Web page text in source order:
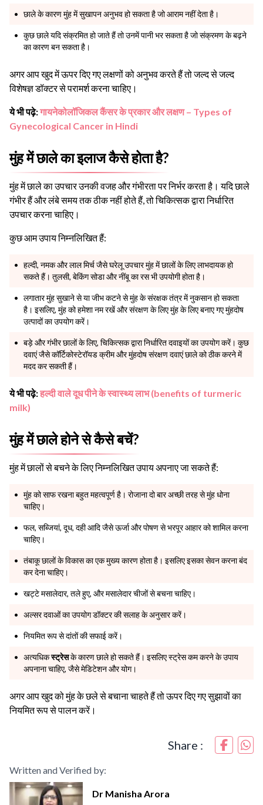
छाले के कारण मुंह में सुखापन अनुभव हो सकता है जो आराम नहीं देता है।
कुछ छाले यदि संक्रमित हो जाते हैं तो उनमें पानी भर सकता है जो संक्रमण के बढ़ने
का कारण बन सकता है।
अगर आप खुद में ऊपर दिए गए लक्षणों को अनुभव करते हैं तो जल्द से जल्द
विशेषज्ञ डॉक्टर से परामर्श करना चाहिए।
ये भी पढ़े:गायनेकोलॉजिकल कैंसर के प्रकार और लक्षण – Types of
Gynecological Cancer in Hindi
मुंह में छाले का इलाज कैसे होता है?
मुंह में छाले का उपचार उनकी वजह और गंभीरता पर निर्भर करता है। यदि छाले
गंभीर हैं और लंबे समय तक ठीक नहीं होते हैं, तो चिकित्सक द्वारा निर्धारित
उपचार करना चाहिए।
कुछ आम उपाय निम्नलिखित हैं:
हल्दी, नमक और लाल मिर्च जैसे घरेलू उपचार मुंह में छालों के लिए लाभदायक हो
सकते हैं। तुलसी, बेकिंग सोडा और नींबू का रस भी उपयोगी होता है।
लगातार मुंह सुखाने से या जीभ कटने से मुंह के संरक्षक तंत्र में नुकसान हो सकता
है। इसलिए, मुंह को हमेशा नम रखें और संरक्षण के लिए मुंह के लिए बनाए गए मुंहदोष
उत्पादों का उपयोग करें।
बड़े और गंभीर छालों के लिए, चिकित्सक द्वारा निर्धारित दवाइयों का उपयोग करें। कुछ
दवाएं जैसे कॉर्टिकोस्टेरॉयड क्रीम और मुंहदोष संरक्षण दवाएं छाले को ठीक करने में
मदद कर सकती हैं।
ये भी पढ़े:हल्दी वाले दूध पीने के स्वास्थ्य लाभ (benefits of turmeric
milk)
मुंह में छाले होने से कैसे बचें?
मुंह में छालों से बचने के लिए निम्नलिखित उपाय अपनाए जा सकते हैं:
मुंह को साफ रखना बहुत महत्वपूर्ण है। रोजाना दो बार अच्छी तरह से मुंह धोना
चाहिए।
फल, सब्जियां, दूध, दही आदि जैसे ऊर्जा और पोषण से भरपूर आहार को शामिल करना
चाहिए।
तंबाकू छालों के विकास का एक मुख्य कारण होता है। इसलिए इसका सेवन करना बंद
कर देना चाहिए।
खट्टे मसालेदार, तले हुए, और मसालेदार चीजों से बचना चाहिए।
अल्सर दवाओं का उपयोग डॉक्टर की सलाह के अनुसार करें।
नियमित रूप से दांतों की सफाई करें।
अत्यधिकस्ट्रेसके कारण छाले हो सकते हैं। इसलिए स्ट्रेस कम करने के उपाय
अपनाना चाहिए, जैसे मेडिटेशन और योग।
अगर आप खुद को मुंह के छले से बचाना चाहते हैं तो ऊपर दिए गए सुझावों का
नियमित रूप से पालन करें।
Share :
Written and Verified by:
Dr Manisha Arora